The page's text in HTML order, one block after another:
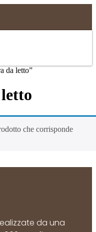
da letto”
che corrisponde
da una